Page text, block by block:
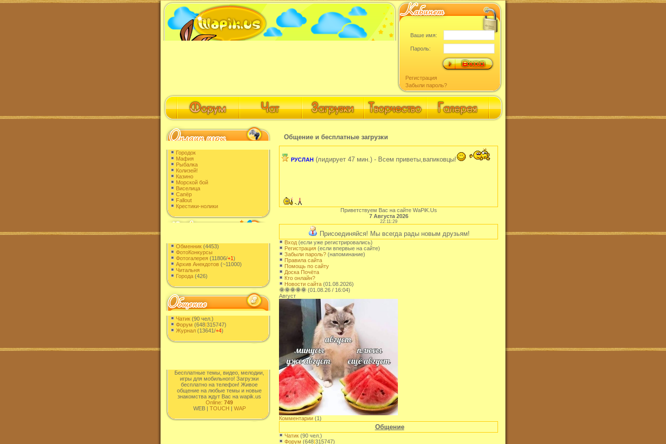
Ваше имя:
Пароль:
Регистрация
Забыли пароль?
Городок
Мафия
Рыбалка
Колизей!
Казино
Морской бой
Виселица
Сапёр
Fallout
Крестики-нолики
Обменник (4453)
ФотоКонкурсы
Фотогалерея (11806/+1)
Архив Анекдотов (~11000)
Читальня
Города (426)
Чатик (90 чел.)
Форум (648|315747)
Журнал (13641/+4)
Бесплатные темы, видео, мелодии,
игры для мобильного! Загрузки
бесплатно на телефон! Живое
общение на любые темы и новые
знакомства ждут Вас на wapik.us
Online: 749
WEB | TOUCH | WAP
Общение и бесплатные загрузки
РУСЛАН (лидирует 47 мин.) - Всем приветы,вапиковцы!
Приветствуем Вас на сайте WaPiK.Us
7 Августа 2026
22:11:29
Присоединяйся! Мы всегда рады новым друзьям!
Вход (если уже регистрировались)
Регистрация (если впервые на сайте)
Забыли пароль? (напоминание)
Правила сайта
Помощь по сайту
Доска Почёта
Кто онлайн?
Новости сайта (01.08.2026)
🌞🌞🌞🌞🌞 (01.08.26 / 16:04)
Август
Комментарии (1)
Общение
Чатик (90 чел.)
Форум (648|315747)